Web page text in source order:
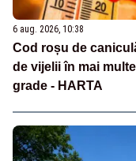
6 aug. 2026, 10:38
Cod roșu de
de vijelii în mai
grade - HARTA